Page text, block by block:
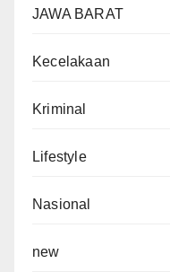
JAWA BARAT
Kecelakaan
Kriminal
Lifestyle
Nasional
new